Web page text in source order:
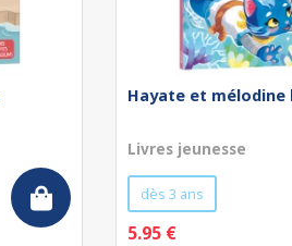
Hayate et mélodine
Livres jeunesse
dès 3 ans
5.95 €